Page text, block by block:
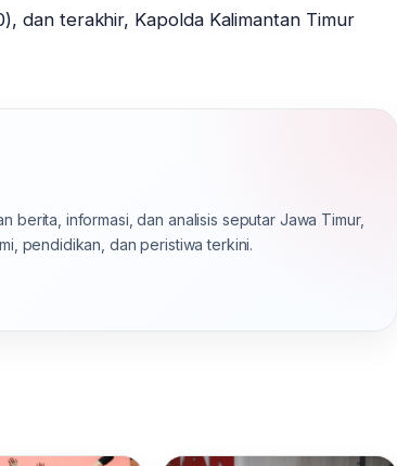
dan terakhir, Kapolda Kalimantan Timur
berita, informasi, dan analisis seputar Jawa Timur,
pendidikan, dan peristiwa terkini.